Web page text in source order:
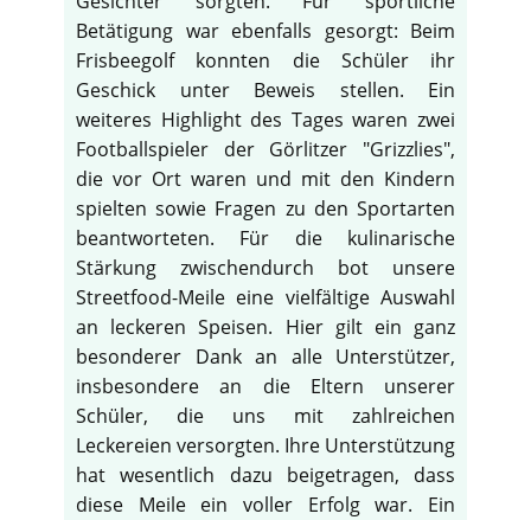
Betätigung war ebenfalls gesorgt: Beim
Frisbeegolf konnten die Schüler ihr
Geschick unter Beweis stellen. Ein
weiteres Highlight des Tages waren zwei
Footballspieler der Görlitzer "Grizzlies",
die vor Ort waren und mit den Kindern
spielten sowie Fragen zu den Sportarten
beantworteten. Für die kulinarische
Stärkung zwischendurch bot unsere
Streetfood-Meile eine vielfältige Auswahl
an leckeren Speisen. Hier gilt ein ganz
besonderer Dank an alle Unterstützer,
insbesondere an die Eltern unserer
Schüler, die uns mit zahlreichen
Leckereien versorgten. Ihre Unterstützung
hat wesentlich dazu beigetragen, dass
diese Meile ein voller Erfolg war. Ein